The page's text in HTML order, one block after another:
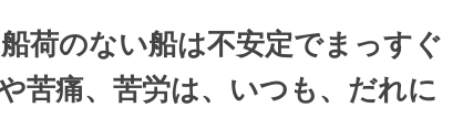
荷のない船は不安定でまっすぐ
苦痛、苦労は、いつも、だれに